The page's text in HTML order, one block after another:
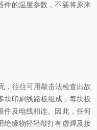
件的温度参数，不要将原来
往往可用敲击法检查出故
块印刷线路板组成，每块板
件及电线相连。因此，任何
绝缘物轻轻敲打有虚焊及接